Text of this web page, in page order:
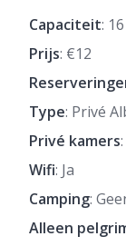
Capaciteit: 16
Prijs: €12
Type: Privé
Privé kamers
Wifi: Ja
Camping:
Alleen